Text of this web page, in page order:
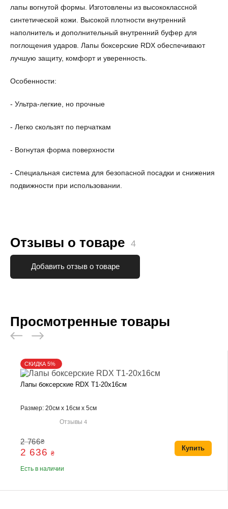
лапы вогнутой формы. Изготовлены из высококлассной
синтетической кожи. Высокой плотности внутренний
наполнитель и дополнительный внутренний буфер для
поглощения ударов. Лапы боксерские RDX обеспечивают
лучшую защиту, комфорт и уверенность.
Особенности:
- Ультра-легкие, но прочные
- Легко скользят по перчаткам
- Вогнутая форма поверхности
- Специальная система для безопасной посадки и снижения
подвижности при использовании.
Отзывы о товаре 4
Добавить отзыв о товаре
Просмотренные товары
Лапы боксерские RDX T1-20x16см
Размер: 20см x 16см x 5см
Отзывы4
2 766₴
2 636 ₴
Есть в наличии
Купить
СКИДКА 5%